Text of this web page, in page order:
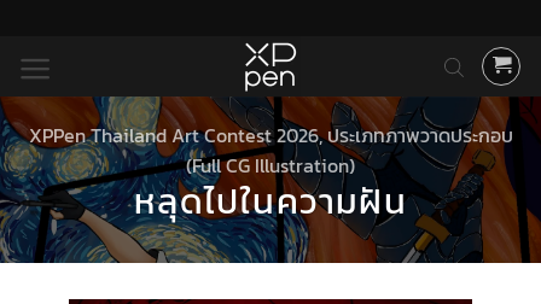
ยัง
เนื้อหา
XPPen Thailand Art Contest 2026,ประเภทภาพวาดประกอบ
(Full CG Illustration)
หลุดไปในความฝัน